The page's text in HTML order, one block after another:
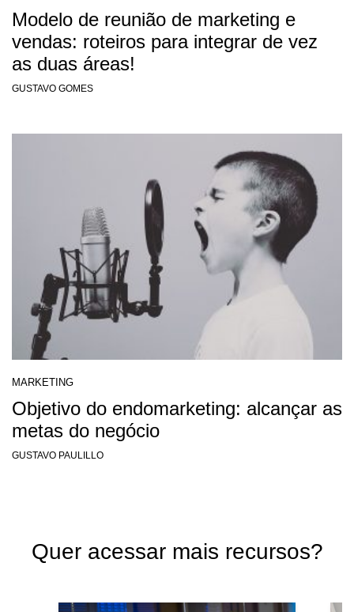
Modelo de reunião de marketing e
vendas: roteiros para integrar de vez
as duas áreas!
GUSTAVO GOMES
MARKETING
Objetivo do endomarketing: alcançar as
metas do negócio
GUSTAVO PAULILLO
Quer acessar mais recursos?